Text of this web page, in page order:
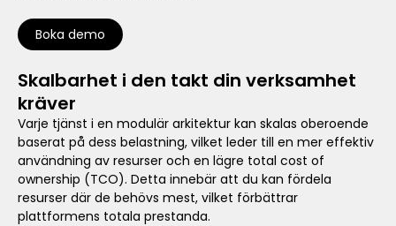
Boka demo
Skalbarhet i den takt din verksamhet
kräver
Varje tjänst i en modulär arkitektur kan skalas oberoende
baserat på dess belastning, vilket leder till en mer effektiv
användning av resurser och en lägre total cost of
ownership (TCO). Detta innebär att du kan fördela
resurser där de behövs mest, vilket förbättrar
plattformens totala prestanda.